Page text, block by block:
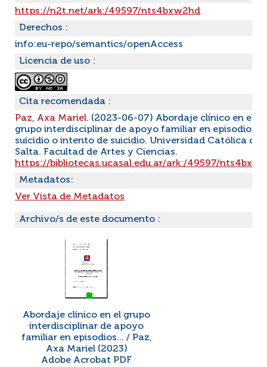
https://n2t.net/ark:/49597/nts4bxw2hd
Derechos :
info:eu-repo/semantics/openAccess
Licencia de uso :
Cita recomendada :
Paz, Axa Mariel. (2023-06-07) Abordaje clínico en el
grupo interdisciplinar de apoyo familiar en episodios
suicidio o intento de suicidio. Universidad Católica de
Salta. Facultad de Artes y Ciencias.
https://bibliotecas.ucasal.edu.ar/ark:/49597/
Metadatos:
Ver Vista de Metadatos
Archivo/s de este documento :
Abordaje clínico en el grupo
interdisciplinar de apoyo
familiar en episodios... / Paz,
Axa Mariel (2023)
Adobe Acrobat PDF